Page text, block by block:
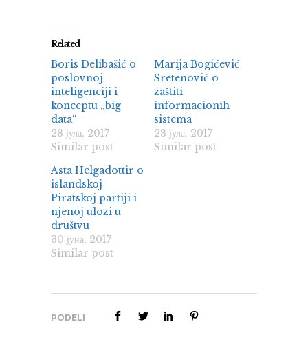
Related
Boris Delibašić o
poslovnoj
inteligenciji i
konceptu „big
data“
28 јула, 2017
Similar post
Marija Bogićević
Sretenović o
zaštiti
informacionih
sistema
28 јула, 2017
Similar post
Asta Helgadottir o
islandskoj
Piratskoj partiji i
njenoj ulozi u
društvu
30 јуна, 2017
Similar post
PODELI